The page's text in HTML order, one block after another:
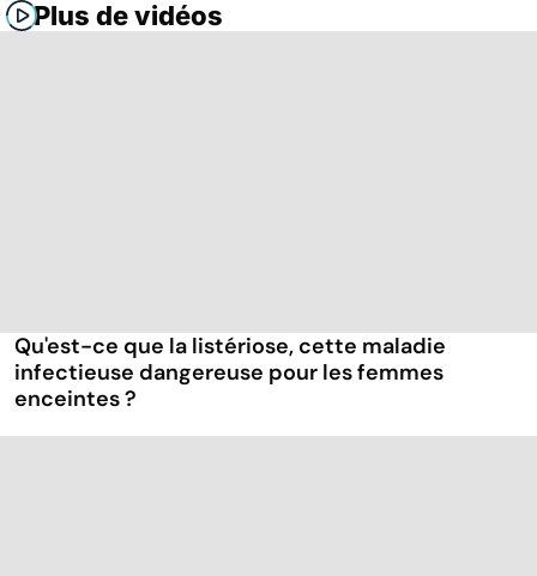
Plus de vidéos
Qu'est-ce que la listériose, cette maladie
infectieuse dangereuse pour les femmes
enceintes ?